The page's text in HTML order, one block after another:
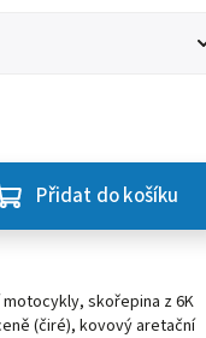
Přidat do košíku
skořepina z 6K
(čiré), kovový aretační